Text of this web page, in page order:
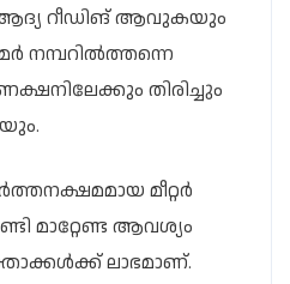
റീഡിങ് ആവുകയും
നമ്പറിൽത്തന്നെ
തിരിച്ചും
മീറ്റർ
മാറ്റേണ്ട ആവശ്യം
ലാഭമാണ്.